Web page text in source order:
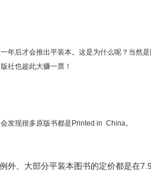
年后才会推出平装本。这是为什么呢？当然
社也趁此大赚一票！
发现很多原版书都是 Printed in China。
外。大部分平装本图书的定价都是在